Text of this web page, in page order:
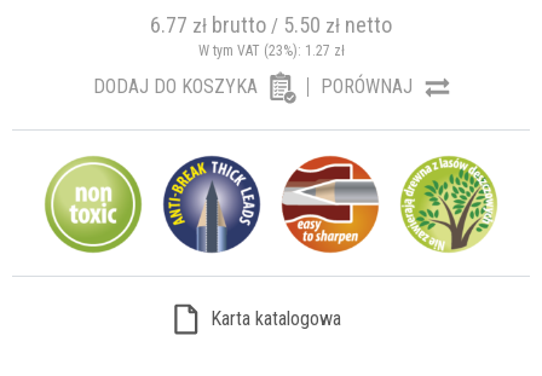
6.77 zł brutto / 5.50 zł netto
W tym VAT (23%): 1.27 zł
DODAJ DO KOSZYKA PORÓWNAJ
Karta katalogowa